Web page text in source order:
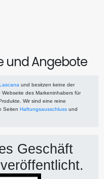
und Angebote
und besitzen keine der
des Markeninhabers für
Wir sind eine reine
Seiten Haftungsausschluss und
Geschäft